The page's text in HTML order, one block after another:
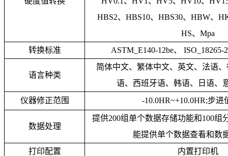
HBS2、HBS10、HBS30、HBW、
HS、Mpa
转换标准
ASTM_E140-12be、 ISO_18265-
语言种类
简体中文、繁体中文、英文、法语
语、西班牙语、韩语、日语、
仪器修正范围
-10.0HR~+10.0HR;步进
数据处理
提供200组单个数据存储功能和100组
能提供单个数据查看和数
打印配置
内置打印机